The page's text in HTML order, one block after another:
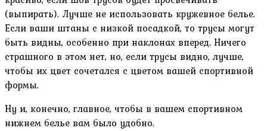
(выпирать). Лучше не использовать кружевное белье.
Если ваши штаны с низкой посадкой, то трусы могут
быть видны, особенно при наклонах вперед. Ничего
страшного в этом нет, но, если трусы видно, лучше,
чтобы их цвет сочетался с цветом вашей спортивной
формы.
Ну и, конечно, главное, чтобы в вашем спортивном
нижнем белье вам было удобно.